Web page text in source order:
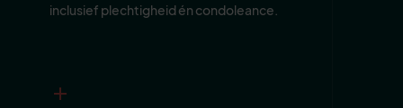
inclusief plechtigheid én condoleance.